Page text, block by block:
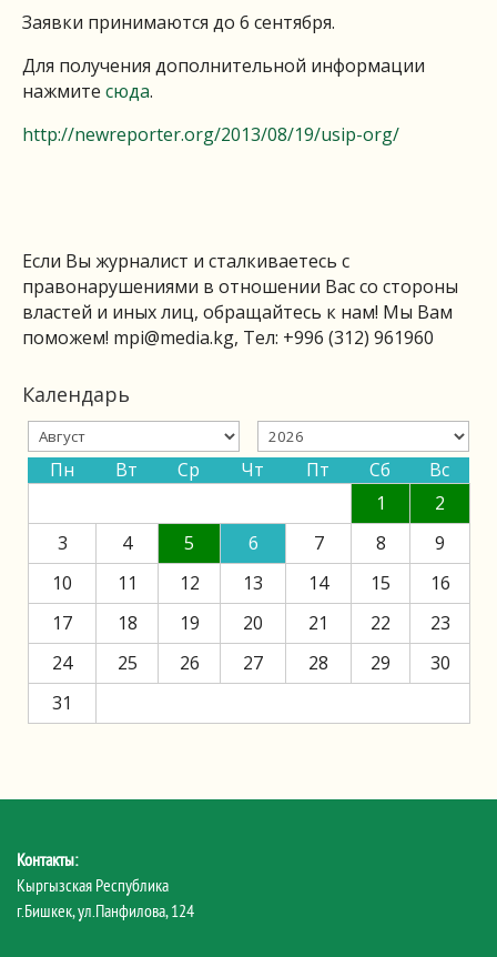
Заявки принимаются до 6 сентября.
Для получения дополнительной информации
нажмите сюда.
http://newreporter.org/2013/08/19/usip-org/
Если Вы журналист и сталкиваетесь с
правонарушениями в отношении Вас со стороны
властей и иных лиц, обращайтесь к нам! Мы Вам
поможем! mpi@media.kg, Тел: +996 (312) 961960
Календарь
Пн Вт Ср Чт Пт Сб
Вс
1
2
3
4 5 6 7 8
9
10
11 12 13 14 15
16
17
18 19 20 21 22
23
24
25 26 27 28 29
30
31
Контакты:
Кыргызская Республика
г.Бишкек, ул.Панфилова, 124